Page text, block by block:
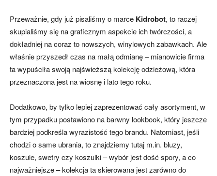
Przeważnie, gdy już pisaliśmy o marce Kidrobot, to raczej
skupialiśmy się na graficznym aspekcie ich twórczości, a
dokładniej na coraz to nowszych, winylowych zabawkach. Ale
właśnie przyszedł czas na małą odmianę – mianowicie firma
ta wypuściła swoją najświeższą kolekcję odzieżową, która
przeznaczona jest na wiosnę i lato tego roku.
Dodatkowo, by tylko lepiej zaprezentować cały asortyment, w
tym przypadku postawiono na barwny lookbook, który jeszcze
bardziej podkreśla wyrazistość tego brandu. Natomiast, jeśli
chodzi o same ubrania, to znajdziemy tutaj m.in. bluzy,
koszule, swetry czy koszulki – wybór jest dość spory, a co
najważniejsze – kolekcja ta skierowana jest zarówno do